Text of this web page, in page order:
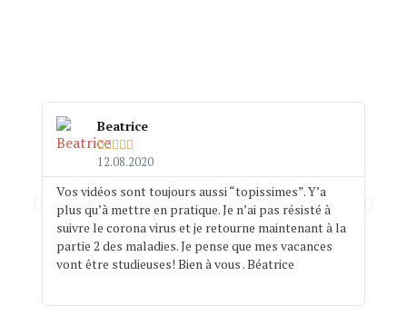
Beatrice
   
12.08.2020
Vos vidéos sont toujours aussi “topissimes”. Y’a
plus qu’à mettre en pratique. Je n’ai pas résisté à
suivre le corona virus et je retourne maintenant à la
partie 2 des maladies. Je pense que mes vacances
vont être studieuses! Bien à vous . Béatrice